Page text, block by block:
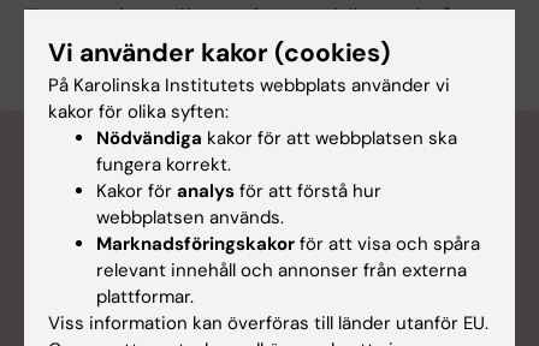
Text: Anders Nilsson, först publicerad på
engelska i skriften "From Cell to Society 2016"
Mer om Annika Östman Wernerson
Vi använder kakor (cookies)
På Karolinska Institutets webbplats använder vi
kakor för olika syften:
Nödvändiga kakor för att webbplatsen ska
fungera korrekt.
Kakor för analys för att förstå hur
webbplatsen används.
Marknadsföringskakor för att visa och spåra
relevant innehåll och annonser från externa
plattformar.
Viss information kan överföras till länder utanför EU.